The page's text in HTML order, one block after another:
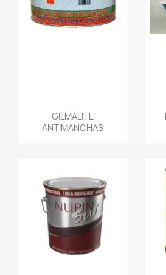
GILMALITE
ANTIMANCHAS